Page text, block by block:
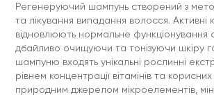
Vitalizing Treatment:
Після застосування шампуню нанесіть
волосся і розподіліть по всій довжині
шкіру голови та коріння. Масажуйте
втираючи кондиціонер. Залишити на 2-3
змийте водою. При попаданні у вічі
Регенеруючий шампунь створений з
та лікування випадання волосся. Активні
відновлюють нормальне функціонування
дбайливо очищуючи та тонізуючи шкіру
шампуню входять унікальні рослинні
рівнем концентрації вітамінів та
природним джерелом мікроелементів,